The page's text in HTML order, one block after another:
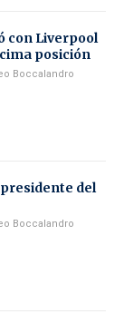
con Liverpool
posición
Boccalandro
del
Boccalandro